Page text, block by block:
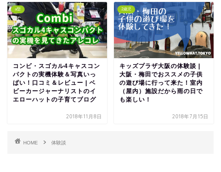
a型
コンビ・スゴカル4キャスコン
パクトの実機体験＆写真いっ
ぱい！口コミ＆レビュー | ベ
ビーカージャーナリストのイ
エローハットの子育てブログ
2018年11月8日
2歳児
キッズプラザ大阪の体験談 |
大阪・梅田でおススメの子供
の遊び場に行って来た！室内
（屋内）施設だから雨の日で
も楽しい！
2018年7月15日
HOME 体験談